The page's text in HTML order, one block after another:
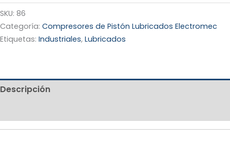
SKU: 86
Categoría: Compresores de Pistón Lubricados Electromec
Etiquetas: Industriales, Lubricados
Descripción